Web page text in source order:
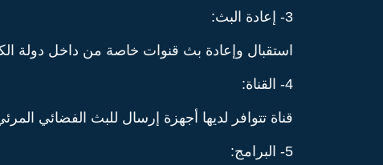
3- إعادة البث:
استقبال وإعادة بث قنوات خاصة من داخل دولة
4- القناة:
قناة تتوافر لديها أجهزة إرسال للبث الفضائي
5- البرامج: